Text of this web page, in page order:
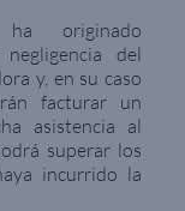
originado
del
y, en su caso
facturar un
asistencia al
superar los
incurrido la